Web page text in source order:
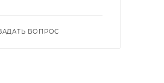
ВОПРОС